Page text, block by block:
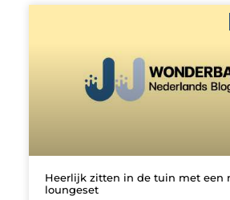
Heerlijk zitten in de tuin met een
loungeset